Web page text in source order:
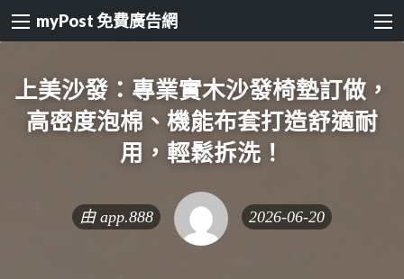
myPost 免費廣告網
上美沙發：專業實木沙發椅墊訂做，
高密度泡棉、機能布套打造舒適耐
用，輕鬆拆洗！
由 app.888 2026-06-20